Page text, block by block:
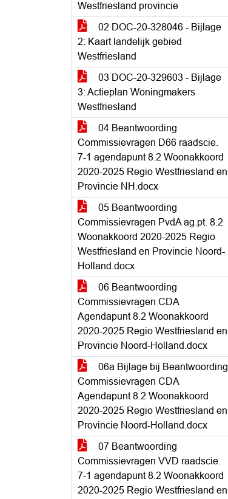
Westfriesland provincie
02 DOC-20-328046 - Bijlage
2: Kaart landelijk gebied
Westfriesland
03 DOC-20-329603 - Bijlage
3: Actieplan Woningmakers
Westfriesland
04 Beantwoording
Commissievragen D66 raadscie.
7-1 agendapunt 8.2 Woonakkoord
2020-2025 Regio Westfriesland en
Provincie NH.docx
05 Beantwoording
Commissievragen PvdA ag.pt. 8.2
Woonakkoord 2020-2025 Regio
Westfriesland en Provincie Noord-
Holland.docx
06 Beantwoording
Commissievragen CDA
Agendapunt 8.2 Woonakkoord
2020-2025 Regio Westfriesland en
Provincie Noord-Holland.docx
06a Bijlage bij Beantwoording
Commissievragen CDA
Agendapunt 8.2 Woonakkoord
2020-2025 Regio Westfriesland en
Provincie Noord-Holland.docx
07 Beantwoording
Commissievragen VVD raadscie.
7-1 agendapunt 8.2 Woonakkoord
2020-2025 Regio Westfriesland en